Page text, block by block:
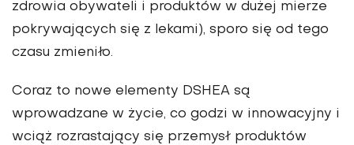
zdrowia obywateli i produktów w dużej mierze
pokrywających się z lekami), sporo się od tego
czasu zmieniło.
Coraz to nowe elementy DSHEA są
wprowadzane w życie, co godzi w innowacyjny i
wciąż rozrastający się przemysł produktów